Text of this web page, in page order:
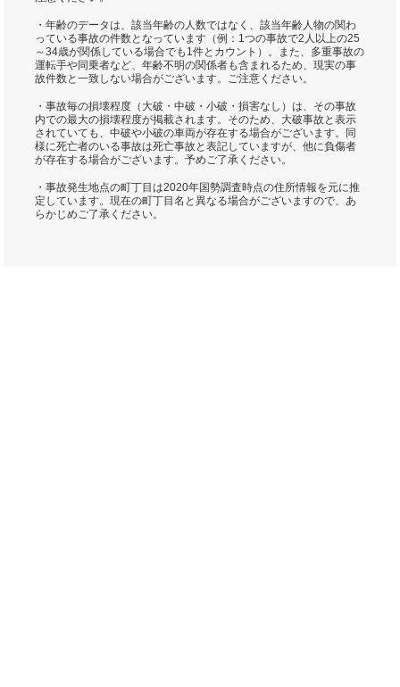
・年齢のデータは、該当年齢の人数ではなく、該当年齢人物の関わ
っている事故の件数となっています（例：1つの事故で2人以上の25
～34歳が関係している場合でも1件とカウント）。また、多重事故の
運転手や同乗者など、年齢不明の関係者も含まれるため、現実の事
故件数と一致しない場合がございます。ご注意ください。
・事故毎の損壊程度（大破・中破・小破・損害なし）は、その事故
内での最大の損壊程度が掲載されます。そのため、大破事故と表示
されていても、中破や小破の車両が存在する場合がございます。同
様に死亡者のいる事故は死亡事故と表記していますが、他に負傷者
が存在する場合がございます。予めご了承ください。
・事故発生地点の町丁目は2020年国勢調査時点の住所情報を元に推
定しています。現在の町丁目名と異なる場合がございますので、あ
らかじめご了承ください。